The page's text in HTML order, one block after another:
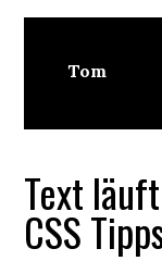
Tom
Text
CSS